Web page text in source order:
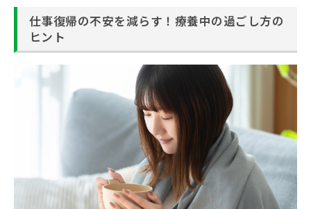
仕事復帰の不安を減らす！療養中の過ごし方の
ヒント